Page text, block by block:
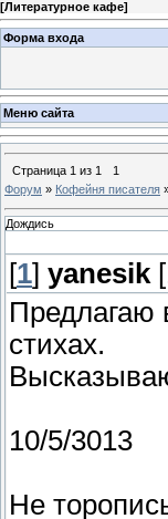
[Литературное кафе]
Форма входа
Меню сайта
Страница 1 из 1
1
Форум » Кофейня писателя
Дождись
[1] yanesik
Предлагаю
стихах.
10/5/3013
Не